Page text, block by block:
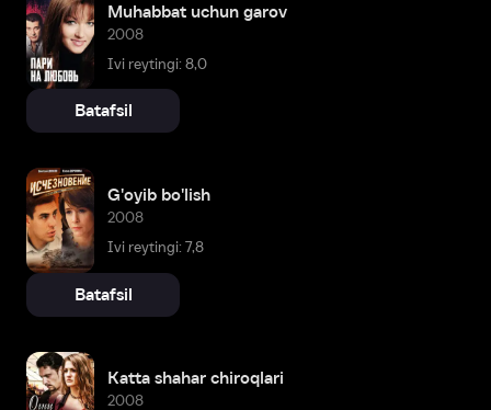
Muhabbat uchun garov
2008
Ivi reytingi: 8,0
Batafsil
G'oyib bo'lish
2008
Ivi reytingi: 7,8
Batafsil
Katta shahar chiroqlari
2008